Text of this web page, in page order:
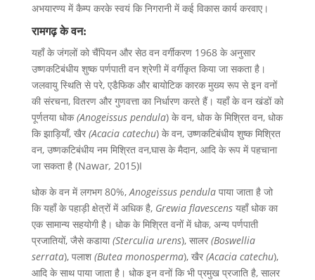
अभयारण्य में कैम्प करके स्वयं कि निगरानी में कई विकास कार्य करवाए।
रामगढ़ के वन:
यहाँ के जंगलों को चैंपियन और सेठ वन वर्गीकरण 1968 के अनुसार
उष्णकटिबंधीय शुष्क पर्णपाती वन श्रेणी में वर्गीकृत किया जा सकता है।
जलवायु स्थिति से परे, एडैफिक और बायोटिक कारक मुख्य रूप से इन वनों
की संरचना, वितरण और गुणवत्ता का निर्धारण करते हैं। यहाँ के वन खंडों को
पूर्णतया धोक(Anogeissus pendula) के वन, धोक के मिश्रित वन, धोक
कि झाड़ियाँ, खैर (Acacia catechu) के वन, उष्णकटिबंधीय शुष्क मिश्रित
वन, उष्णकटिबंधीय नम मिश्रित वन,घास के मैदान, आदि के रूप में पहचाना
जा सकता है (Nawar, 2015)I
धोक के वन में लगभग 80%, Anogeissus pendula पाया जाता है जो
कि यहाँ के पहाड़ी क्षेत्रों में अधिक है, Grewia flavescensयहाँ धोक का
एक सामान्य सहयोगी है। धोक के मिश्रित वनों में धोक, अन्य पर्णपाती
प्रजातियों, जैसे कडाया(Sterculia urens), सालर (Boswellia
serrata), पलाश (Butea monosperma), खैर (Acacia catechu),
आदि के साथ पाया जाता है। धोक इन वनों कि भी प्रमुख प्रजाति है, सालर